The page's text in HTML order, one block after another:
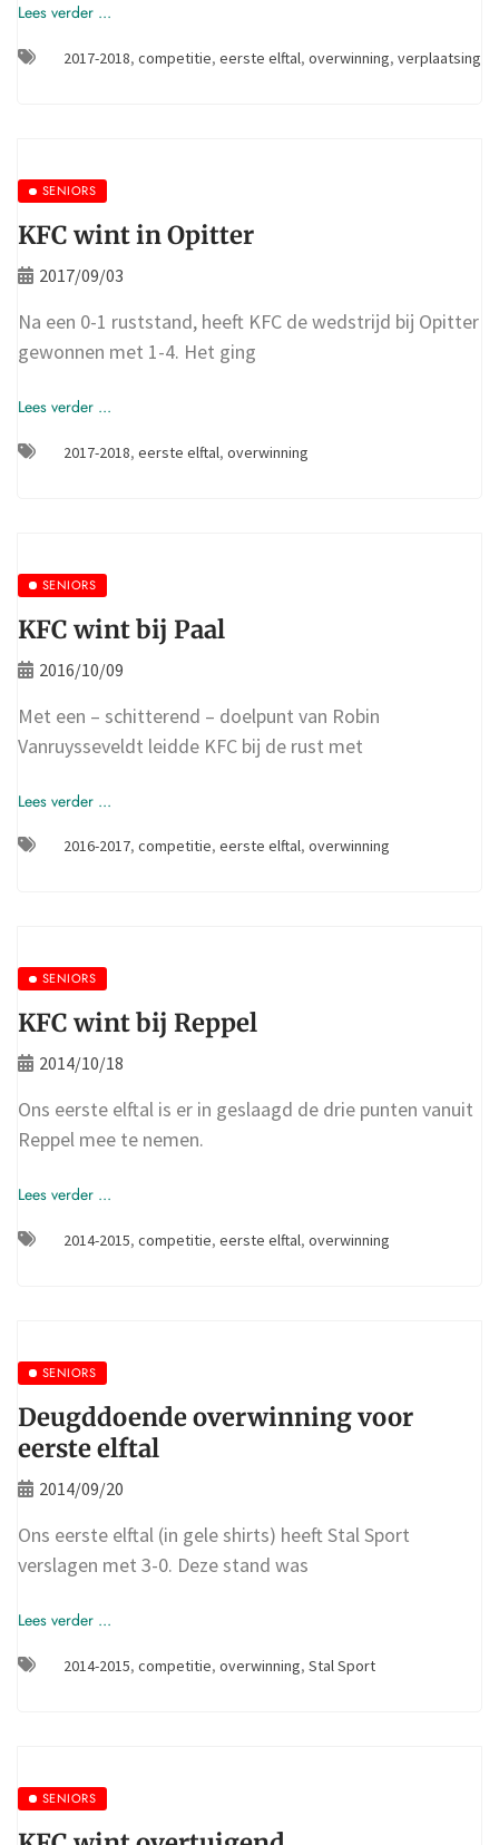
Lees verder ...
2017-2018, competitie, eerste elftal, overwinning, verplaatsing
SENIORS
KFC wint in Opitter
2017/09/03
Na een 0-1 ruststand, heeft KFC de wedstrijd bij Opitter
gewonnen met 1-4. Het ging
Lees verder ...
2017-2018, eerste elftal, overwinning
SENIORS
KFC wint bij Paal
2016/10/09
Met een – schitterend – doelpunt van Robin
Vanruysseveldt leidde KFC bij de rust met
Lees verder ...
2016-2017, competitie, eerste elftal, overwinning
SENIORS
KFC wint bij Reppel
2014/10/18
Ons eerste elftal is er in geslaagd de drie punten vanuit
Reppel mee te nemen.
Lees verder ...
2014-2015, competitie, eerste elftal, overwinning
SENIORS
Deugddoende overwinning voor
eerste elftal
2014/09/20
Ons eerste elftal (in gele shirts) heeft Stal Sport
verslagen met 3-0. Deze stand was
Lees verder ...
2014-2015, competitie, overwinning, Stal Sport
SENIORS